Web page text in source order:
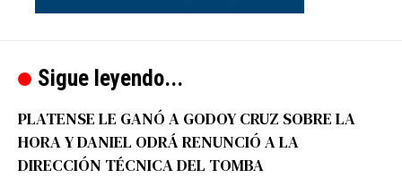
Sigue leyendo...
PLATENSE LE GANÓ A GODOY CRUZ SOBRE LA
HORA Y DANIEL ODRÁ RENUNCIÓ A LA
DIRECCIÓN TÉCNICA DEL TOMBA